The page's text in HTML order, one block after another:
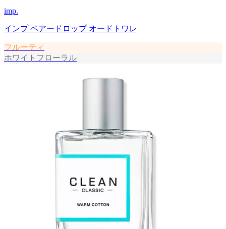
imp.
インプ ペアードロップ オードトワレ
フルーティ
ホワイトフローラル